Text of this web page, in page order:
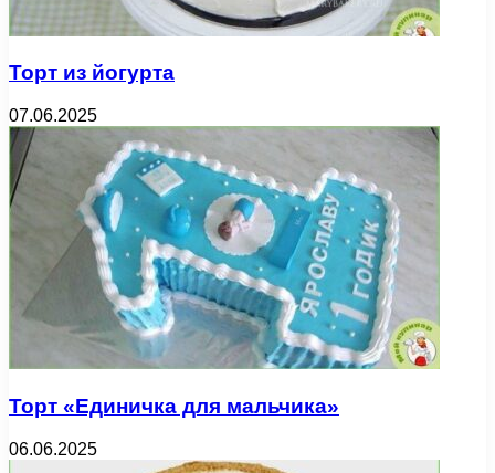
Торт из йогурта
07.06.2025
Торт «Единичка для мальчика»
06.06.2025